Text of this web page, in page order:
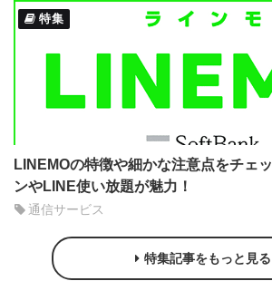
特集
LINEMOの特徴や細かな注意点をチェ
ンやLINE使い放題が魅力！
通信サービス
特集記事をもっと見る